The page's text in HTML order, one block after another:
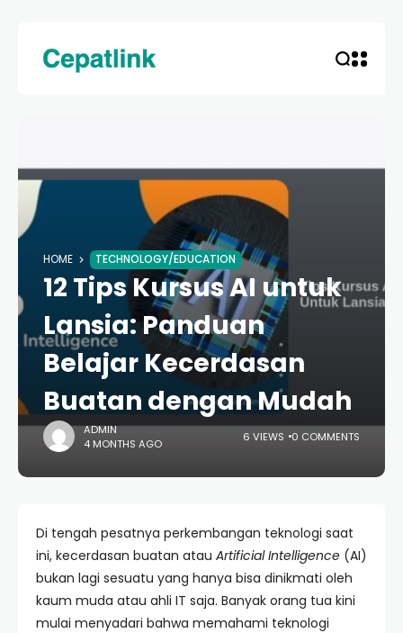
HOME TECHNOLOGY/EDUCATION
12 Tips Kursus AI untuk
Lansia: Panduan
Belajar Kecerdasan
Buatan dengan Mudah
ADMIN
4 MONTHS AGO
6 VIEWS 0 COMMENTS
Di tengah pesatnya perkembangan teknologi saat
ini, kecerdasan buatan atau Artificial Intelligence (AI)
bukan lagi sesuatu yang hanya bisa dinikmati oleh
kaum muda atau ahli IT saja. Banyak orang tua kini
mulai menyadari bahwa memahami teknologi